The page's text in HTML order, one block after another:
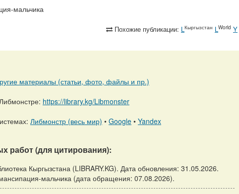
мальчика
Похожие публикации: LКыргызстан LWorld Y
материалы (статьи, фото, файлы и пр.)
https://library.kg/Libmonster
Либмонстр (весь мир) • Google • Yandex
работ (для цитирования):
Кыргызстана (LIBRARY.KG). Дата обновления: 31.05.2026.
мальчика (дата обращения: 07.08.2026).